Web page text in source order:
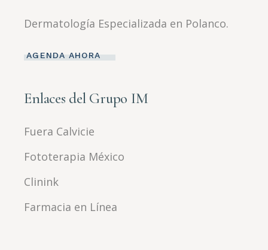
Dermatología Especializada en Polanco.
AGENDA AHORA
Enlaces del Grupo IM
Fuera Calvicie
Fototerapia México
Clinink
Farmacia en Línea